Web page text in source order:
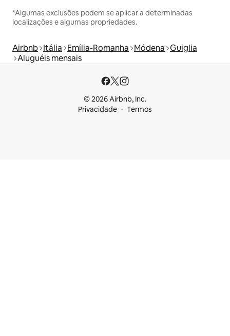
*Algumas exclusões podem se aplicar a determinadas
localizações e algumas propriedades.
Airbnb Itália Emília-Romanha Módena Guiglia
Aluguéis mensais
© 2026 Airbnb, Inc.
Privacidade
Termos